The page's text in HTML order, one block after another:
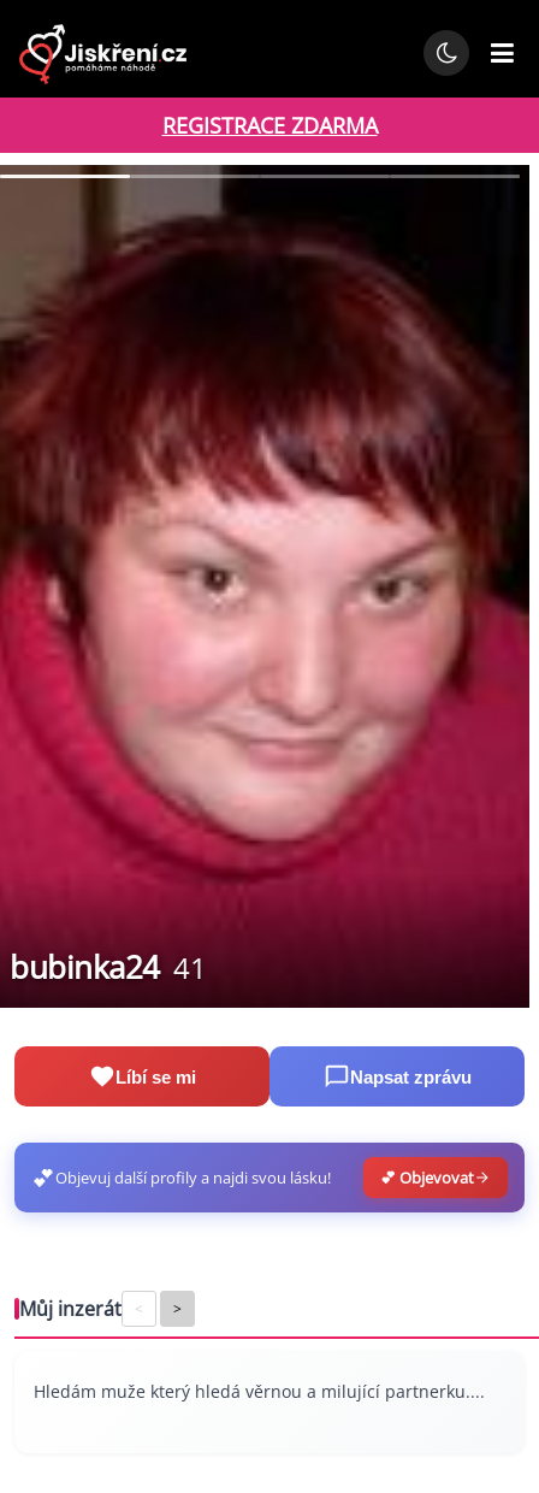
REGISTRACE ZDARMA
bubinka24 41
Líbí se mi Napsat zprávu
💕Objevuj další profily a najdi svou lásku! 💕 Objevovat
Můj inzerát < >
Hledám muže který hledá věrnou a milující partnerku....